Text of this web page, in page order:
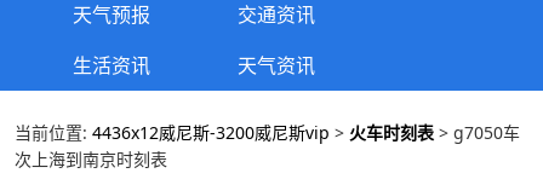
天气预报
交通资讯
生活资讯
天气资讯
当前位置: 4436x12威尼斯-3200威尼斯vip > 火车时刻表 > g7050车
次上海到南京时刻表